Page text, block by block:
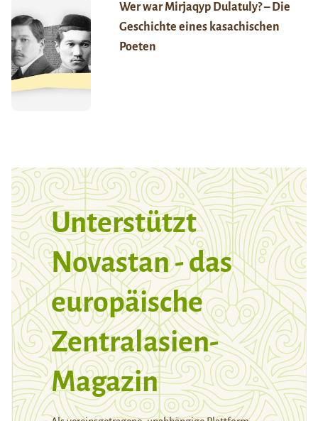
Wer war Mirjaqyp Dulatuly? – Die
Geschichte eines kasachischen
Poeten
Unterstützt
Novastan - das
europäische
Zentralasien-
Magazin